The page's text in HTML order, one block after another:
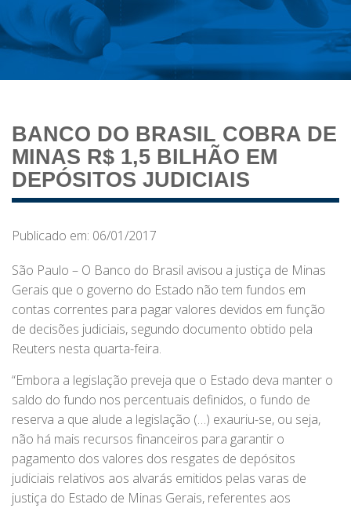
BANCO DO BRASIL COBRA DE
MINAS R$ 1,5 BILHÃO EM
DEPÓSITOS JUDICIAIS
Publicado em: 06/01/2017
São Paulo – O Banco do Brasil avisou a justiça de Minas
Gerais que o governo do Estado não tem fundos em
contas correntes para pagar valores devidos em função
de decisões judiciais, segundo documento obtido pela
Reuters nesta quarta-feira.
“Embora a legislação preveja que o Estado deva manter o
saldo do fundo nos percentuais definidos, o fundo de
reserva a que alude a legislação (…) exauriu-se, ou seja,
não há mais recursos financeiros para garantir o
pagamento dos valores dos resgates de depósitos
judiciais relativos aos alvarás emitidos pelas varas de
justiça do Estado de Minas Gerais, referentes aos